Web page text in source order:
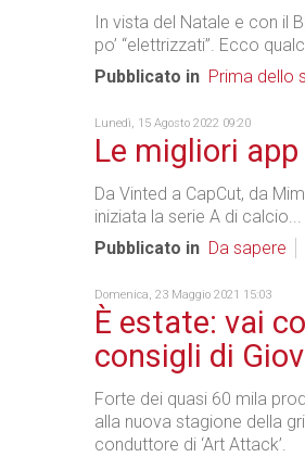
In vista del Natale e con il
po’ “elettrizzati”. Ecco
Pubblicato in Prima dello
Lunedì, 15 Agosto 2022 09:20
Le migliori
Da Vinted a CapCut, da
iniziata la serie A di calcio...
Pubblicato in Da sapere
Domenica, 23 Maggio 2021 15:03
È estate: vai
consigli di
Forte dei quasi 60 mila
alla nuova stagione della
conduttore di ‘Art Attack’.